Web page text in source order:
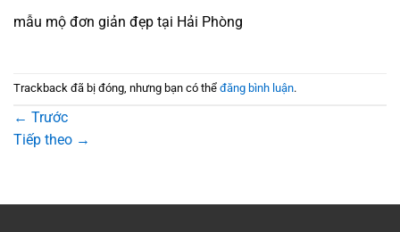
mẫu mộ đơn giản đẹp tại Hải Phòng
Trackback đã bị đóng, nhưng bạn có thể đăng bình luận.
← Trước
Tiếp theo →